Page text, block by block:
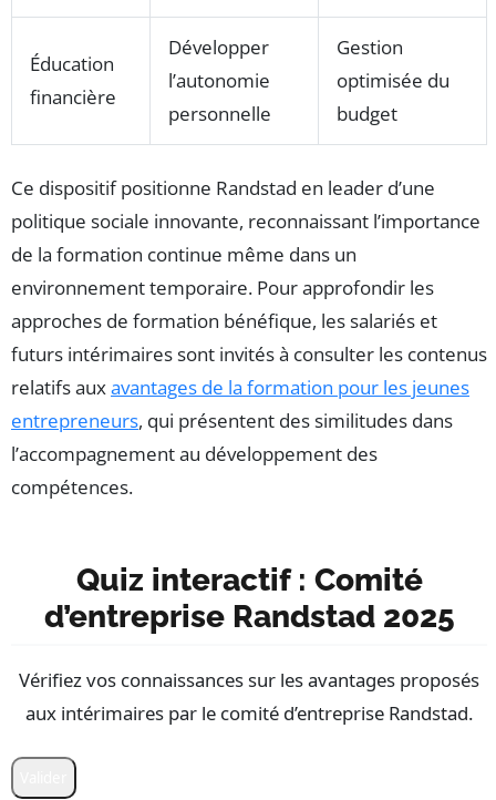
Éducation
financière
Développer
l’autonomie
personnelle
Gestion
optimisée du
budget
Ce dispositif positionne Randstad en leader d’une
politique sociale innovante, reconnaissant l’importance
de la formation continue même dans un
environnement temporaire. Pour approfondir les
approches de formation bénéfique, les salariés et
futurs intérimaires sont invités à consulter les contenus
relatifs auxavantages de la formation pour les jeunes
entrepreneurs, qui présentent des similitudes dans
l’accompagnement au développement des
compétences.
Quiz interactif : Comité
d’entreprise Randstad 2025
Vérifiez vos connaissances sur les avantages proposés
aux intérimaires par le comité d’entreprise Randstad.